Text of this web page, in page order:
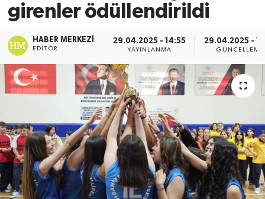
girenler ödüllendirildi
HABER MERKEZI
EDITÖR
29.04.2025 - 14:55
YAYINLANMA
29.04.2025 -
GÜNCELLEME